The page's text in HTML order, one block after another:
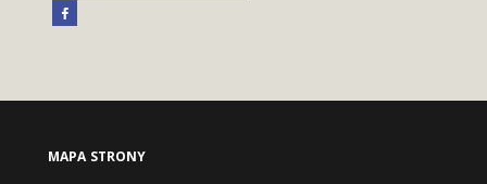
MAPA STRONY